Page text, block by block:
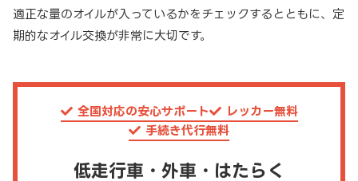
適正な量のオイルが入っているかをチェックするとともに、定
期的なオイル交換が非常に大切です。
全国対応の安心サポート
レッカー無料
手続き代行無料
低走行車・外車・はたらく